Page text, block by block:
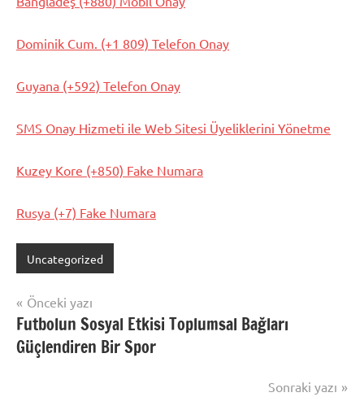
Dominik Cum. (+1 809) Telefon Onay
Guyana (+592) Telefon Onay
SMS Onay Hizmeti ile Web Sitesi Üyeliklerini Yönetme
Kuzey Kore (+850) Fake Numara
Rusya (+7) Fake Numara
Uncategorized
Yazı
gezinmesi
Önceki yazı
Futbolun Sosyal Etkisi Toplumsal Bağları
Güçlendiren Bir Spor
Sonraki yazı